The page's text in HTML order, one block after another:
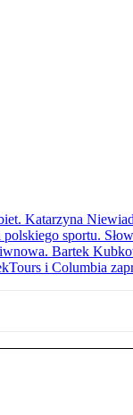
Katarzyna
sportu.
Bartek
i Columbia